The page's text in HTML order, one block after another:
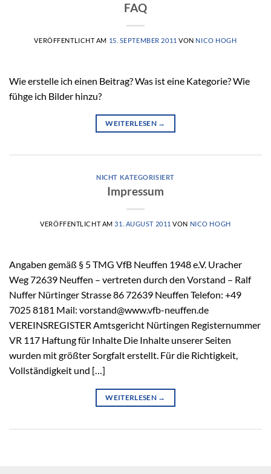
FAQ
VERÖFFENTLICHT AM 15. SEPTEMBER 2011 VON NICO HOGH
Wie erstelle ich einen Beitrag? Was ist eine Kategorie? Wie
fühge ich Bilder hinzu?
WEITERLESEN →
NICHT KATEGORISIERT
Impressum
VERÖFFENTLICHT AM31. AUGUST 2011 VON NICO HOGH
Angaben gemäß § 5 TMG VfB Neuffen 1948 e.V. Uracher
Weg 72639 Neuffen – vertreten durch den Vorstand – Ralf
Nuffer Nürtinger Strasse 86 72639 Neuffen Telefon: +49
7025 8181 Mail: vorstand@www.vfb-neuffen.de
VEREINSREGISTER Amtsgericht Nürtingen Registernummer
VR 117 Haftung für Inhalte Die Inhalte unserer Seiten
wurden mit größter Sorgfalt erstellt. Für die Richtigkeit,
Vollständigkeit und […]
WEITERLESEN →